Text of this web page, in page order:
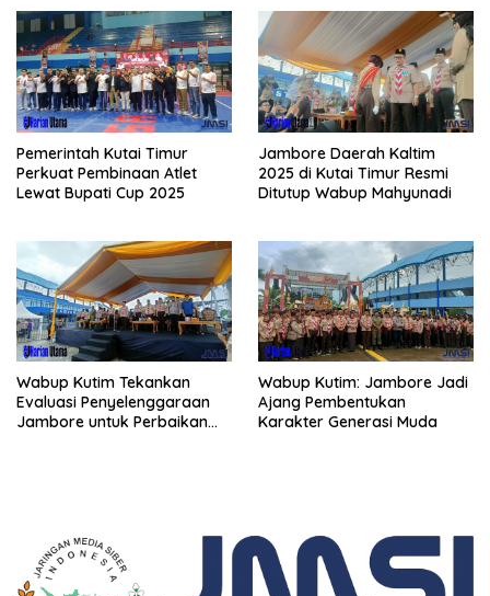
Pemerintah Kutai Timur
Perkuat Pembinaan Atlet
Lewat Bupati Cup 2025
Jambore Daerah Kaltim
2025 di Kutai Timur Resmi
Ditutup Wabup Mahyunadi
Wabup Kutim Tekankan
Evaluasi Penyelenggaraan
Jambore untuk Perbaikan
Wabup Kutim: Jambore Jadi
Ajang Pembentukan
Karakter Generasi Muda